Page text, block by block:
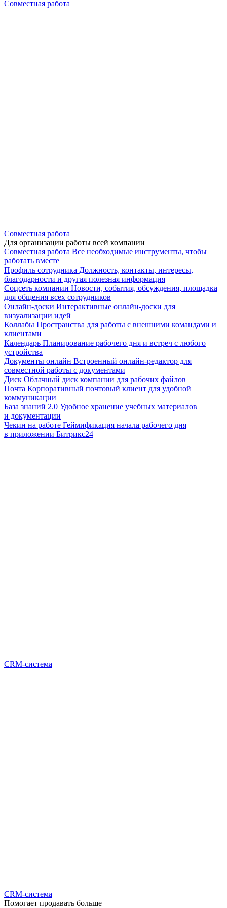
Совместная работа
Совместная работа
Для организации работы всей компании
Совместная работа Все необходимые инструменты, чтобы
работать вместе
Профиль сотрудника Должность, контакты, интересы,
благодарности и другая полезная информация
Соцсеть компании Новости, события, обсуждения, площадка
для общения всех сотрудников
Онлайн-доски Интерактивные онлайн-доски для
визуализации идей
Коллабы Пространства для работы с внешними командами и
клиентами
Календарь Планирование рабочего дня и встреч с любого
устройства
Документы онлайн Встроенный онлайн-редактор для
совместной работы с документами
Диск Облачный диск компании для рабочих файлов
Почта Корпоративный почтовый клиент для удобной
коммуникации
База знаний 2.0 Удобное хранение учебных материалов
и документации
Чекин на работе Геймификация начала рабочего дня
в приложении Битрикс24
CRM-система
CRM-система
Помогает продавать больше